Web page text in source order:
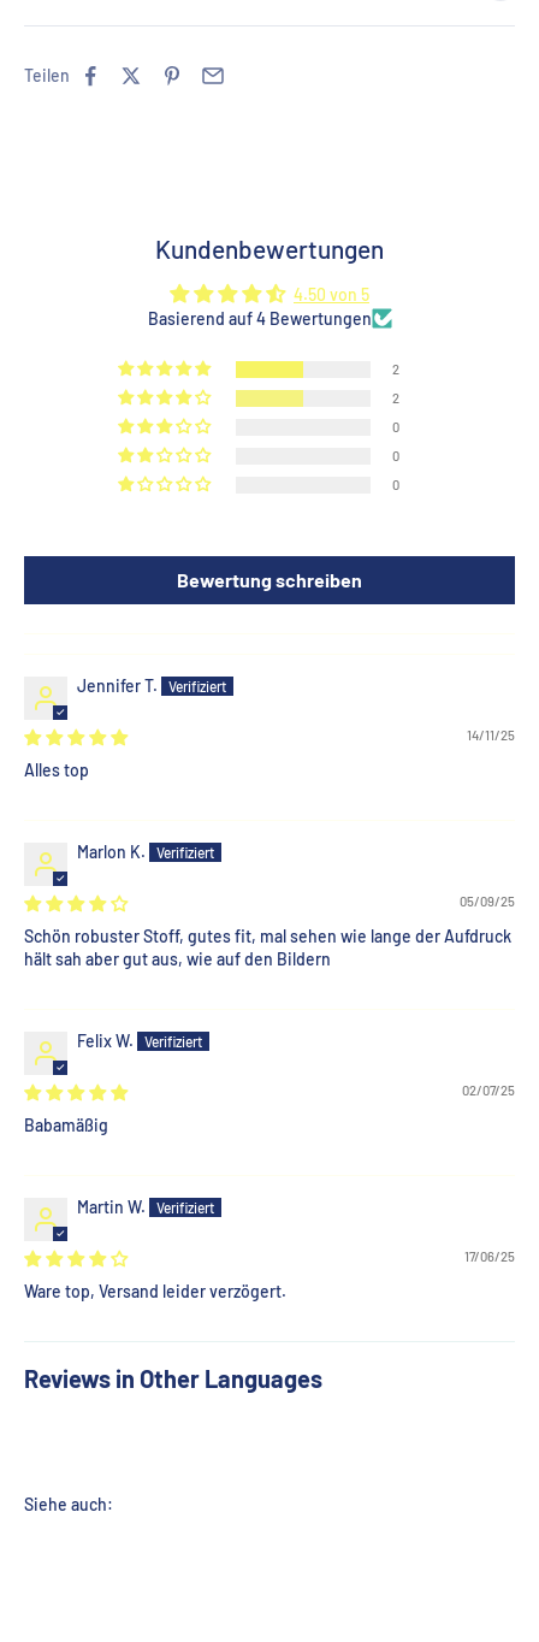
Teilen
Kundenbewertungen
4.50 von 5
Basierend auf 4 Bewertungen
2
2
0
0
0
Bewertung schreiben
Jennifer T.
14/11/25
Alles top
Marlon K.
05/09/25
Schön robuster Stoff, gutes fit, mal sehen wie lange der Aufdruck
hält sah aber gut aus, wie auf den Bildern
Felix W.
02/07/25
Babamäßig
Martin W.
17/06/25
Ware top, Versand leider verzögert.
Reviews in Other Languages